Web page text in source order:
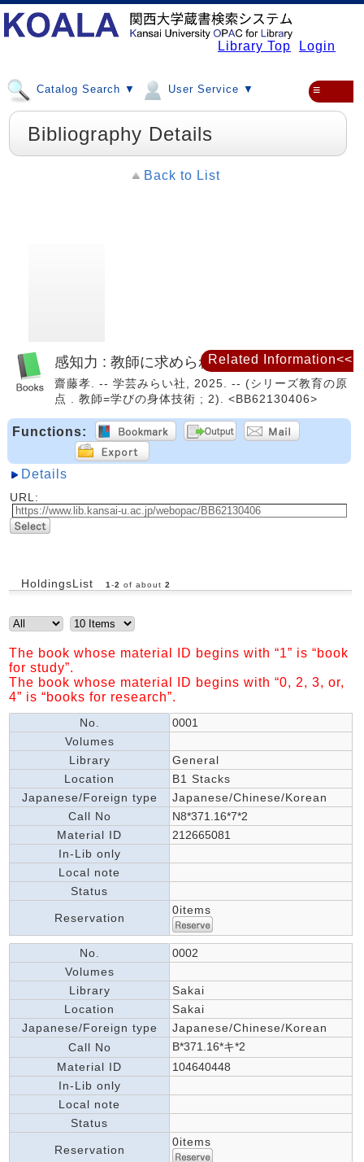
Library Top Login
Catalog Search ▼ User Service ▼ ≡
Bibliography Details
Back to List
感知力 : 教師に求められる身体感覚
齋藤孝. -- 学芸みらい社, 2025. -- (シリーズ教育の原
点 . 教師=学びの身体技術 ; 2). <BB62130406>
Functions:
Details
URL:
HoldingsList 1 -2 of about 2
The book whose material ID begins with “1” is “book
for study”.
The book whose material ID begins with “0, 2, 3, or,
4” is “books for research”.
No.
0001
Volumes
Library
General
Location
B1 Stacks
Japanese/Foreign type
Japanese/Chinese/Korean
Call No
N8*371.16*7*2
Material ID
212665081
In-Lib only
Local note
Status
Reservation
0items
No.
0002
Volumes
Library
Sakai
Location
Sakai
Japanese/Foreign type
Japanese/Chinese/Korean
Call No
B*371.16*キ*2
Material ID
104640448
In-Lib only
Local note
Status
Reservation
0items
Related Information<<